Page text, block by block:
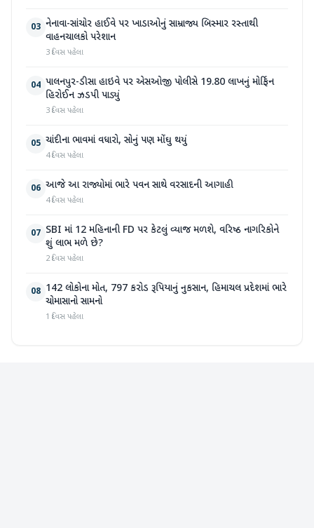
03 નેનાવા-સાંચોર હાઈવે પર ખાડાઓનું સામ્રાજ્ય બિસ્માર રસ્તાથી
વાહનચાલકો પરેશાન
3 દિવસ પહેલા
04 પાલનપુર-ડીસા હાઇવે પર એસઓજી પોલીસે 19.80 લાખનું મોર્ફિન
હિરોઈન ઝડપી પાડ્યું
3 દિવસ પહેલા
05 ચાંદીના ભાવમાં વધારો, સોનું પણ મોંઘુ થયું
4 દિવસ પહેલા
06 આજે આ રાજ્યોમાં ભારે પવન સાથે વરસાદની આગાહી
4 દિવસ પહેલા
07 SBI માં 12 મહિનાની FD પર કેટલું વ્યાજ મળશે, વરિષ્ઠ નાગરિકોને
શું લાભ મળે છે?
2 દિવસ પહેલા
08 142 લોકોના મોત, 797 કરોડ રૂપિયાનું નુકસાન, હિમાચલ પ્રદેશમાં ભારે
ચોમાસાનો સામનો
1 દિવસ પહેલા